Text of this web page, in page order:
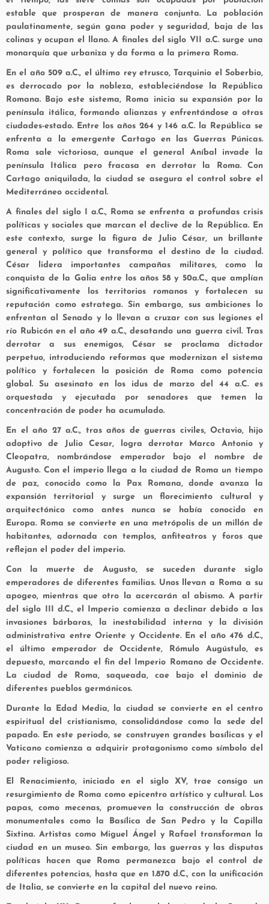
estable que prosperan de manera conjunta. La población
paulatinamente, según gana poder y seguridad, baja de las
colinas y ocupan el llano. A finales del siglo VII a.C. surge una
monarquía que urbaniza y da forma a la primera Roma.
En el año 509 a.C., el último rey etrusco, Tarquinio el Soberbio,
es derrocado por la nobleza, estableciéndose la República
Romana. Bajo este sistema, Roma inicia su expansión por la
península itálica, formando alianzas y enfrentándose a otras
ciudades-estado. Entre los años 264 y 146 a.C. la República se
enfrenta a la emergente Cartago en las Guerras Púnicas.
Roma sale victoriosa, aunque el general Aníbal invade la
península Itálica pero fracasa en derrotar la Roma. Con
Cartago aniquilada, la ciudad se asegura el control sobre el
Mediterráneo occidental.
A finales del siglo I a.C., Roma se enfrenta a profundas crisis
políticas y sociales que marcan el declive de la República. En
este contexto, surge la figura de Julio César, un brillante
general y político que transforma el destino de la ciudad.
César lidera importantes campañas militares, como la
conquista de la Galia entre los años 58 y 50a.C., que amplían
significativamente los territorios romanos y fortalecen su
reputación como estratega. Sin embargo, sus ambiciones lo
enfrentan al Senado y lo llevan a cruzar con sus legiones el
río Rubicón en el año 49 a.C., desatando una guerra civil. Tras
derrotar a sus enemigos, César se proclama dictador
perpetuo, introduciendo reformas que modernizan el sistema
político y fortalecen la posición de Roma como potencia
global. Su asesinato en los idus de marzo del 44 a.C. es
orquestada y ejecutada por senadores que temen la
concentración de poder ha acumulado.
En el año 27 a.C., tras años de guerras civiles, Octavio, hijo
adoptivo de Julio Cesar, logra derrotar Marco Antonio y
Cleopatra, nombrándose emperador bajo el nombre de
Augusto. Con el imperio llega a la ciudad de Roma un tiempo
de paz, conocido como la Pax Romana, donde avanza la
expansión territorial y surge un florecimiento cultural y
arquitectónico como antes nunca se había conocido en
Europa. Roma se convierte en una metrópolis de un millón de
habitantes, adornada con templos, anfiteatros y foros que
reflejan el poder del imperio.
Con la muerte de Augusto, se suceden durante siglo
emperadores de diferentes familias. Unos llevan a Roma a su
apogeo, mientras que otro la acercarán al abismo. A partir
del siglo III d.C., el Imperio comienza a declinar debido a las
invasiones bárbaras, la inestabilidad interna y la división
administrativa entre Oriente y Occidente. En el año 476 d.C.,
el último emperador de Occidente, Rómulo Augústulo, es
depuesto, marcando el fin del Imperio Romano de Occidente.
La ciudad de Roma, saqueada, cae bajo el dominio de
diferentes pueblos germánicos.
Durante la Edad Media, la ciudad se convierte en el centro
espiritual del cristianismo, consolidándose como la sede del
papado. En este periodo, se construyen grandes basílicas y el
Vaticano comienza a adquirir protagonismo como símbolo del
poder religioso.
El Renacimiento, iniciado en el siglo XV, trae consigo un
resurgimiento de Roma como epicentro artístico y cultural. Los
papas, como mecenas, promueven la construcción de obras
monumentales como la Basílica de San Pedro y la Capilla
Sixtina. Artistas como Miguel Ángel y Rafael transforman la
ciudad en un museo. Sin embargo, las guerras y las disputas
políticas hacen que Roma permanezca bajo el control de
diferentes potencias, hasta que en 1.870 d.C., con la unificación
de Italia, se convierte en la capital del nuevo reino.